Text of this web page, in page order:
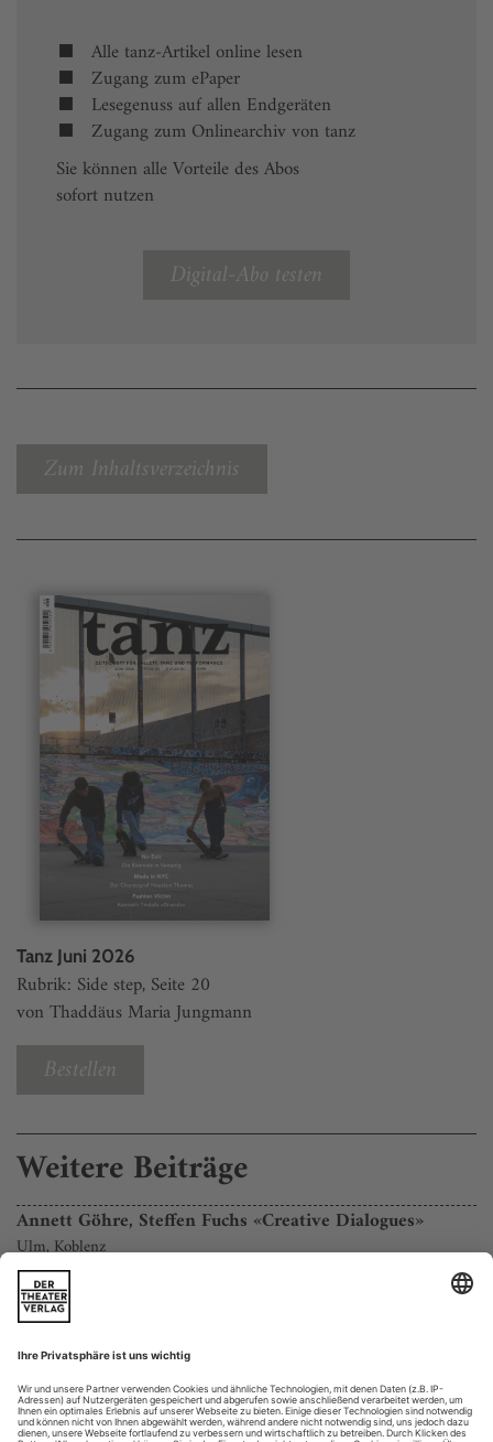
Alle tanz-Artikel online lesen
Zugang zum ePaper
Lesegenuss auf allen Endgeräten
Zugang zum Onlinearchiv von tanz
Sie können alle Vorteile des Abos
sofort nutzen
Digital-Abo testen
Zum Inhaltsverzeichnis
Tanz Juni 2026
Rubrik: Side step, Seite 20
von Thaddäus Maria Jungmann
Bestellen
Weitere Beiträge
Annett Göhre, Steffen Fuchs «Creative Dialogues»
Ulm, Koblenz
Wird der im kollaborativen Prozess entwickelte Abend, der in
zeitlicher Nähe erst in Koblenz, dann in Ulm Premiere feierte,
seine medial wirksam behauptete Qualität als
außergewöhnliches Experiment erfüllen? Diese Frage reiste
gedanklich mit zur Besichtigung nach Ulm, bleibt aber offen –
Tendenz zum «Jein».